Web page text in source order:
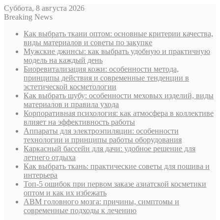
Суббота, 8 августа 2026
Breaking News
Как выбрать ткани оптом: основные критерии качества,
виды материалов и советы по закупке
Мужские джинсы: как выбрать удобную и практичную
модель на каждый день
Биоревитализация кожи: особенности метода,
принципы действия и современные тенденции в
эстетической косметологии
Как выбрать шубу: особенности меховых изделий, виды
материалов и правила ухода
Корпоративная психология: как атмосфера в коллективе
влияет на эффективность работы
Аппараты для электроэпиляции: особенности
технологии и принципы работы оборудования
Каркасный бассейн для дачи: удобное решение для
летнего отдыха
Как выбрать ткань: практические советы для пошива и
интерьера
Топ-5 ошибок при первом заказе азиатской косметики
оптом и как их избежать
АВМ головного мозга: причины, симптомы и
современные подходы к лечению